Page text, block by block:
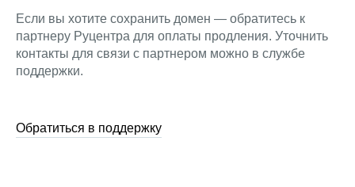
Если вы хотите сохранить домен — обратитесь к
партнеру Руцентра для оплаты продления. Уточнить
контакты для связи с партнером можно в службе
поддержки.
Обратиться в поддержку